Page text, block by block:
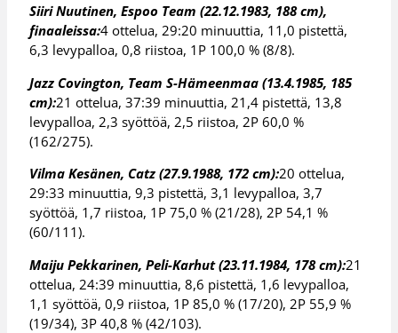
Siiri Nuutinen, Espoo Team (22.12.1983, 188 cm),
finaaleissa:4 ottelua, 29:20 minuuttia, 11,0 pistettä,
6,3 levypalloa, 0,8 riistoa, 1P 100,0 % (8/8).
Jazz Covington, Team S-Hämeenmaa (13.4.1985, 185
cm):21 ottelua, 37:39 minuuttia, 21,4 pistettä, 13,8
levypalloa, 2,3 syöttöä, 2,5 riistoa, 2P 60,0 %
(162/275).
Vilma Kesänen, Catz (27.9.1988, 172 cm):20 ottelua,
29:33 minuuttia, 9,3 pistettä, 3,1 levypalloa, 3,7
syöttöä, 1,7 riistoa, 1P 75,0 % (21/28), 2P 54,1 %
(60/111).
Maiju Pekkarinen, Peli-Karhut (23.11.1984, 178 cm):21
ottelua, 24:39 minuuttia, 8,6 pistettä, 1,6 levypalloa,
1,1 syöttöä, 0,9 riistoa, 1P 85,0 % (17/20), 2P 55,9 %
(19/34), 3P 40,8 % (42/103).